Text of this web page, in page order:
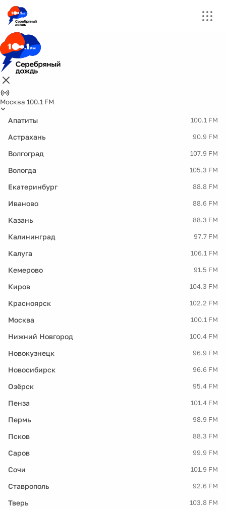
Москва 100.1 FM
Апатиты 100.1 FM
Астрахань 90.9 FM
Волгоград 107.9 FM
Вологда 105.3 FM
Екатеринбург 88.8 FM
Иваново 88.6 FM
Казань 88.3 FM
Калининград 97.7 FM
Калуга 106.1 FM
Кемерово 91.5 FM
Киров 104.3 FM
Красноярск 102.2 FM
Москва 100.1 FM
Нижний Новгород 100.4 FM
Новокузнецк 96.9 FM
Новосибирск 96.6 FM
Озёрск 95.4 FM
Пенза 101.4 FM
Пермь 98.9 FM
Псков 88.3 FM
Саров 99.9 FM
Сочи 101.9 FM
Ставрополь 92.6 FM
Тверь 103.8 FM